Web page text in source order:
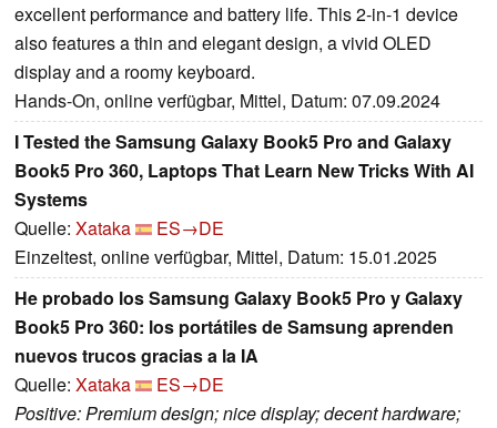
excellent performance and battery life. This 2-in-1 device
also features a thin and elegant design, a vivid OLED
display and a roomy keyboard.
Hands-On, online verfügbar, Mittel, Datum: 07.09.2024
I Tested the Samsung Galaxy Book5 Pro and Galaxy
Book5 Pro 360, Laptops That Learn New Tricks With AI
Systems
Quelle: Xataka
ES→DE
Einzeltest, online verfügbar, Mittel, Datum: 15.01.2025
He probado los Samsung Galaxy Book5 Pro y Galaxy
Book5 Pro 360: los portátiles de Samsung aprenden
nuevos trucos gracias a la IA
Quelle: Xataka
ES→DE
Positive: Premium design; nice display; decent hardware;